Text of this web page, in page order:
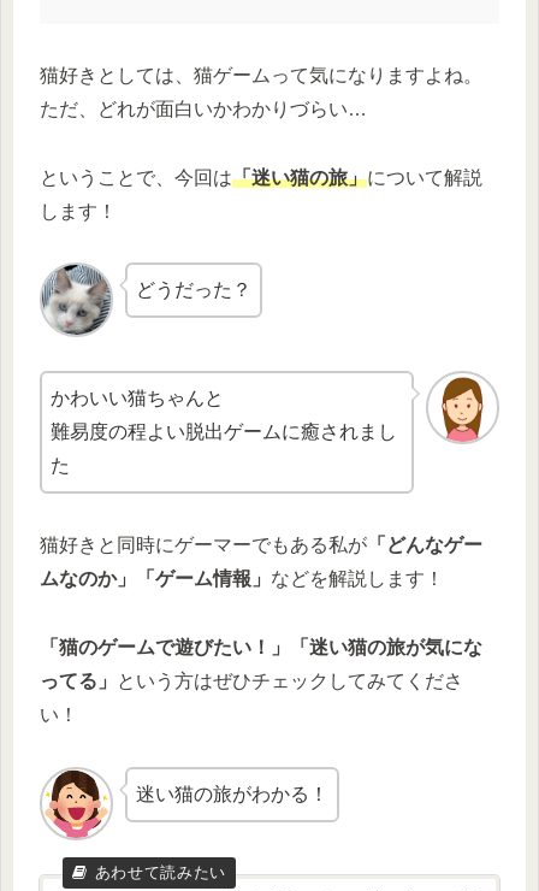
猫好きとしては、猫ゲームって気になりますよね。
ただ、どれが面白いかわかりづらい…
ということで、今回は「迷い猫の旅」について解説
します！
どうだった？
かわいい猫ちゃんと
難易度の程よい脱出ゲームに癒されまし
た
猫好きと同時にゲーマーでもある私が 「どんなゲー
ムなのか」「ゲーム情報」 などを解説します！
「猫のゲームで遊びたい！」「迷い猫の旅が気にな
ってる」
という方はぜひチェックしてみてくださ
い！
迷い猫の旅がわかる！